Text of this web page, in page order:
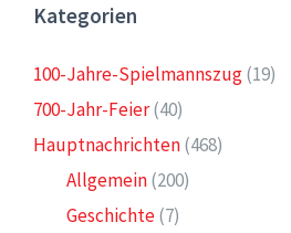
Kategorien
100-Jahre-Spielmannszug(19)
700-Jahr-Feier(40)
Hauptnachrichten(468)
Allgemein(200)
Geschichte(7)